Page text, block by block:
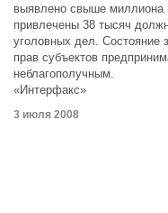
выявлено свыше миллиона
привлечены 38 тысяч
уголовных дел. Состояние
прав субъектов
неблагополучным.
«Интерфакс»
3 июля 2008